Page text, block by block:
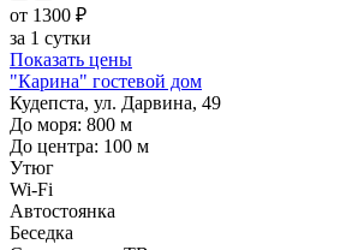
от 1300 ₽
за 1 сутки
Показать цены
"Карина" гостевой дом
Кудепста, ул. Дарвина, 49
До моря: 800 м
До центра: 100 м
Утюг
Wi-Fi
Автостоянка
Беседка